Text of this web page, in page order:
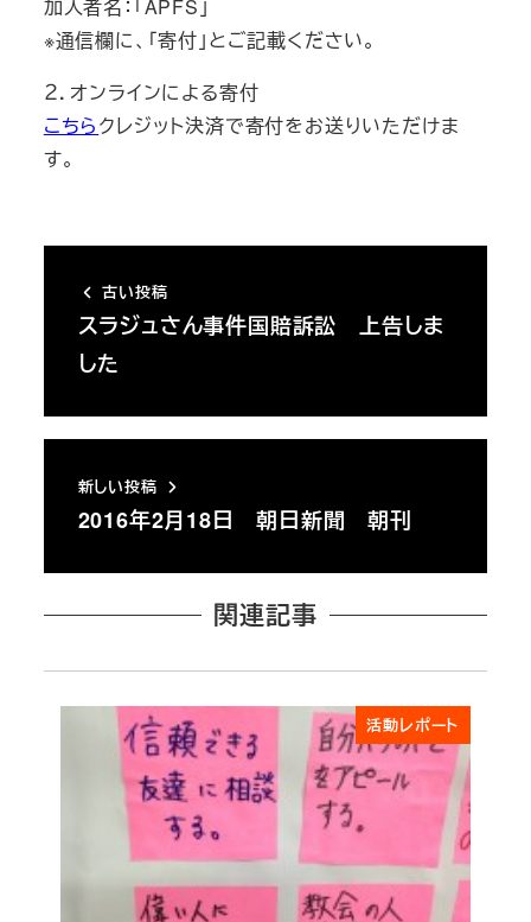
加入者名：「APFS」
※通信欄に、「寄付」とご記載ください。
２．オンラインによる寄付
こちらクレジット決済で寄付をお送りいただけま
す。
古い投稿
スラジュさん事件国賠訴訟 上告しま
した
新しい投稿
2016年2月18日 朝日新聞 朝刊
関連記事
活動レポート